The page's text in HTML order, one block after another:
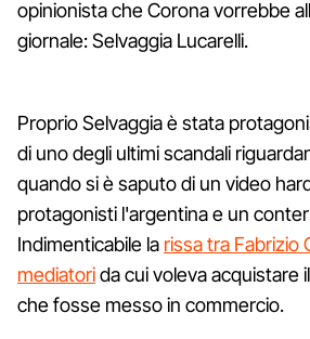
opinionista che Corona vorrebbe
giornale: Selvaggia Lucarelli.
Proprio Selvaggia è stata
di uno degli ultimi scandali
quando si è saputo di un video
protagonisti l'argentina e un
Indimenticabile la rissa tra Fabrizio
mediatorida cui voleva acquistare
che fosse messo in commercio.